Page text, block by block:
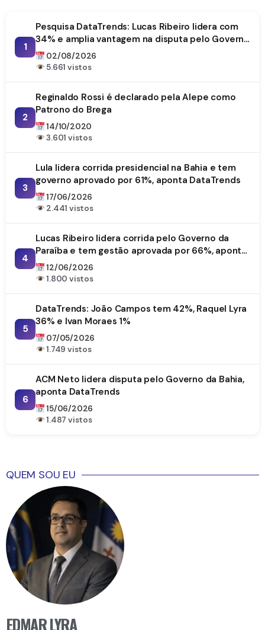
1
Pesquisa DataTrends: Lucas Ribeiro lidera com
34% e amplia vantagem na disputa pelo Governo
da Paraíba
02/08/2026
5.661 vistos
2
Reginaldo Rossi é declarado pela Alepe como
Patrono do Brega
14/10/2020
3.601 vistos
3
Lula lidera corrida presidencial na Bahia e tem
governo aprovado por 61%, aponta DataTrends
17/06/2026
2.441 vistos
4
Lucas Ribeiro lidera corrida pelo Governo da
Paraíba e tem gestão aprovada por 66%, aponta
DataTrends
12/06/2026
1.800 vistos
5
DataTrends: João Campos tem 42%, Raquel Lyra
36% e Ivan Moraes 1%
07/05/2026
1.749 vistos
6
ACM Neto lidera disputa pelo Governo da Bahia,
aponta DataTrends
15/06/2026
1.487 vistos
QUEM SOU EU
EDMAR LYRA